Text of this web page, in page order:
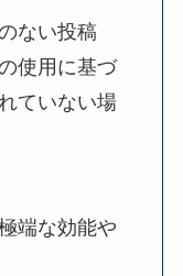
ない投稿
使用に基づ
ていない場
端な効能や